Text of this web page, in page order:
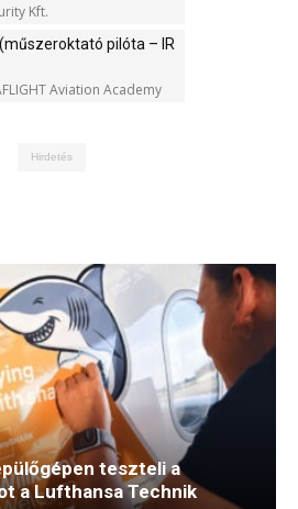
Kft.
pilóta – IR
Aviation Academy
Hirdetés
teszteli a
a Lufthansa Technik